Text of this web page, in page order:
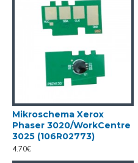
Mikroschema Xerox
Phaser 3020/WorkCentre
3025 (106R02773)
4.70€